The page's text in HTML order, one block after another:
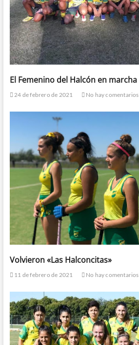
El Femenino del Halcón en marcha
24 de febrero de 2021 No hay comentarios
Volvieron «Las Halconcitas»
11 de febrero de 2021 No hay comentarios